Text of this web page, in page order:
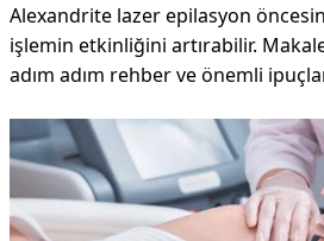
Alexandrite lazer epilasyon
işlemin etkinliğini artırabilir.
adım adım rehber ve önemli